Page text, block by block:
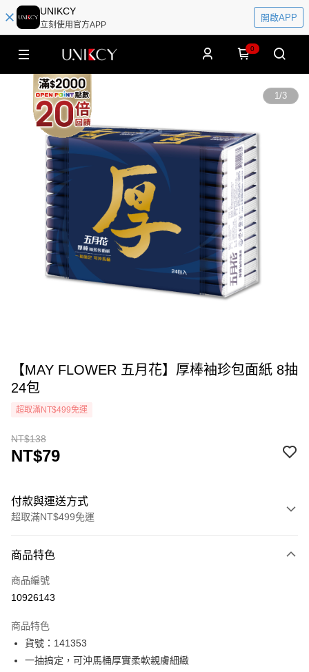
UNIKCY
立刻使用官方APP
開啟APP
0
1/3
【MAY FLOWER 五月花】厚棒袖珍包面紙 8抽
24包
超取滿NT$499免運
NT$138
NT$79
付款與運送方式
超取滿NT$499免運
icash Pay
信用卡一次付款
LINE Pay
Apple Pay
商品特色
商品編號
10926143
商品特色
貨號：141353
一抽搞定，可沖馬桶厚實柔軟親膚細緻